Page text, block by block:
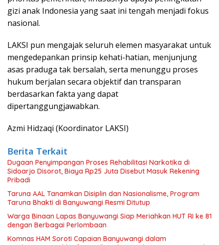
gizi anak Indonesia yang saat ini tengah menjadi fokus
nasional.
LAKSI pun mengajak seluruh elemen masyarakat untuk
mengedepankan prinsip kehati-hatian, menjunjung
asas praduga tak bersalah, serta menunggu proses
hukum berjalan secara objektif dan transparan
berdasarkan fakta yang dapat
dipertanggungjawabkan.
Azmi Hidzaqi (Koordinator LAKSI)
Berita Terkait
Dugaan Penyimpangan Proses Rehabilitasi Narkotika di
Sidoarjo Disorot, Biaya Rp25 Juta Disebut Masuk Rekening
Pribadi
Taruna AAL Tanamkan Disiplin dan Nasionalisme, Program
Taruna Bhakti di Banyuwangi Resmi Ditutup
Warga Binaan Lapas Banyuwangi Siap Meriahkan HUT RI ke 81
dengan Berbagai Perlombaan
Komnas HAM Soroti Capaian Banyuwangi dalam